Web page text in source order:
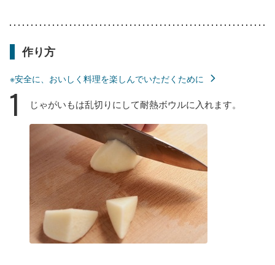
作り方
※安全に、おいしく料理を楽しんでいただくために
1 じゃがいもは乱切りにして耐熱ボウルに入れます。